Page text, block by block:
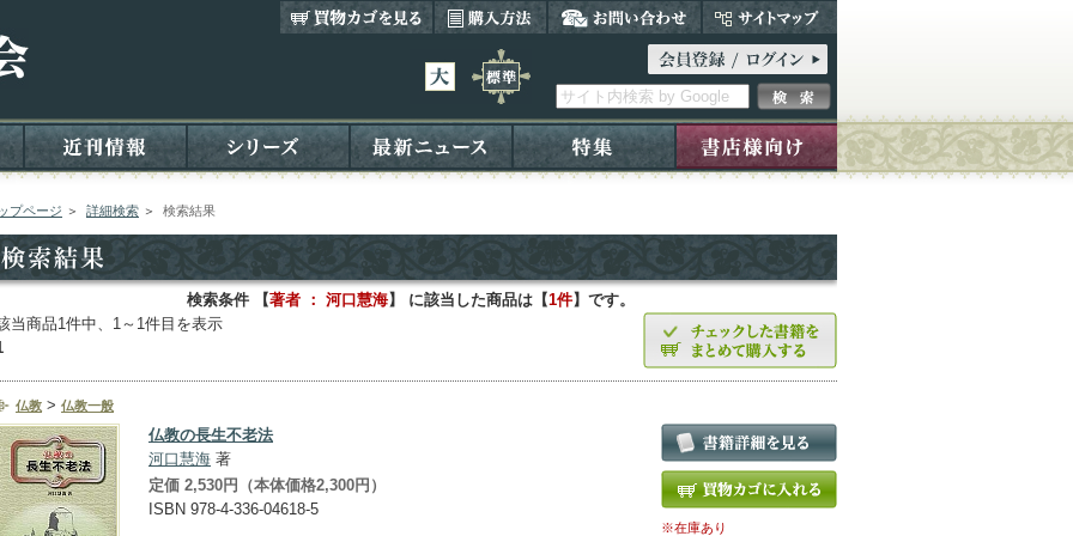
プページ ＞ 詳細検索 ＞ 検索結果
検索条件 【著者 ： 河口慧海】 に該当した商品は【1件】です。
当商品1件中、1～1件目を表示
仏教 > 仏教一般
仏教の長生不老法
河口慧海 著
定価 2,530円（本体価格2,300円）
ISBN 978-4-336-04618-5
※在庫あり